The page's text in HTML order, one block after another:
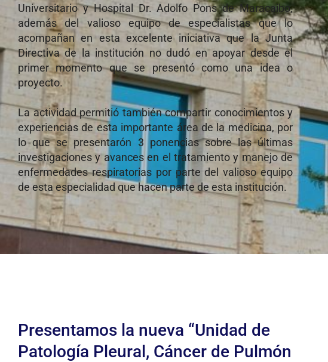
Universitario y Hospital Dr. Adolfo Pons de Maracaibo,
además del valioso equipo de especialistas que lo
acompañan en esta excelente iniciativa que la Junta
Directiva de la institución no dudó en apoyar desde el
primer momento que se presentó como una idea o
proyecto.
La actividad permitió también compartir conocimientos y
experiencias de esta importante área de la medicina, por
lo que se presentarón 3 ponencias sobre las últimas
investigaciones y avances en el tratamiento y manejo de
enfermedades respiratorias por parte del valioso equipo
de esta especialidad que hacen parte de esta institución.
Presentamos la nueva “Unidad de
Patología Pleural, Cáncer de Pulmón